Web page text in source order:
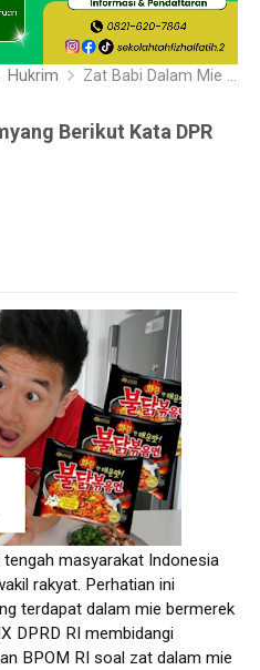
Hukrim Zat Babi Dalam Mie Samyang Berikut Kata DPR
Berikut Kata DPR
masyarakat Indonesia
rakyat. Perhatian ini
terdapat dalam mie bermerek
DPRD RI membidangi
BPOM RI soal zat dalam mie